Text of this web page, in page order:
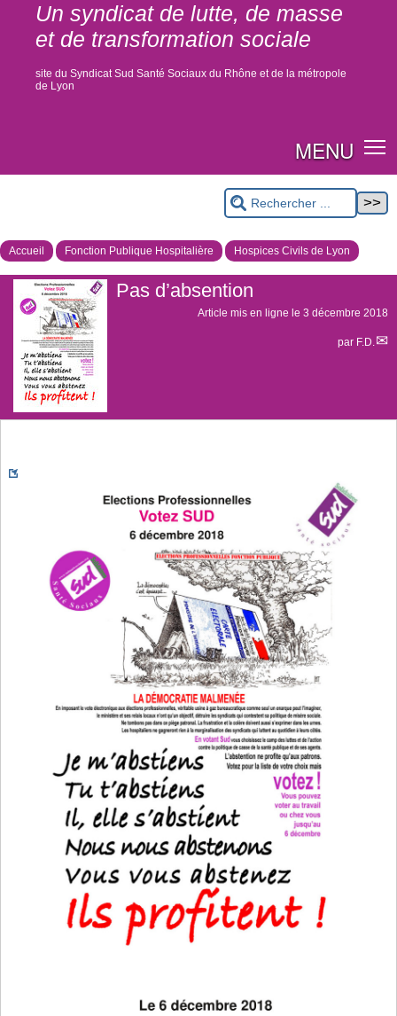
Un syndicat de lutte, de masse
et de transformation sociale
site du Syndicat Sud Santé Sociaux du Rhône et de la métropole
de Lyon
MENU
Accueil Fonction Publique Hospitalière Hospices Civils de Lyon
Pas d’absention
Article mis en ligne le 3 décembre 2018
par F.D.